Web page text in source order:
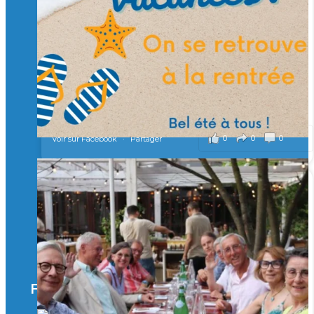
Merci à tous !
🎯 Taxe d’apprentissage 2026 : avec l'Isep, investissez pour
un numérique au service de l'humain !
À l’Isep, nous formons des ingénieurs, des bachelors, des
Mastères Spécialisés, qui allient excellence technologique et
valeurs humaines, au cœur de notre pro
...Voir plus
il y a 2 mois
0 0 0
Voir sur Facebook · Partager
🚀Afterwork à Genève 🚀
🥳 Le 22 avril dernier, 14 Alumni vivant / travaillant
en Suisse ont partagé un moment convivial de
retrouvailles et d'échanges !
Merci à tous pour votre présence et à Alexandre
CHEA pour l'organisation !
il y a 3 mois
Facebook